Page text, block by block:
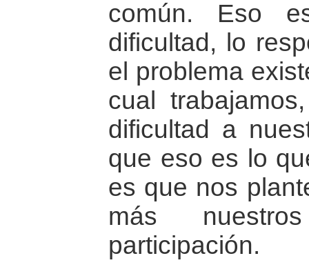
común. Eso
dificultad, lo
el problema
cual
dificultad a
que eso es lo
es que nos
más
participación.